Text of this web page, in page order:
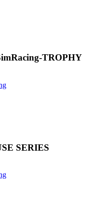
TROPHY
SERIES